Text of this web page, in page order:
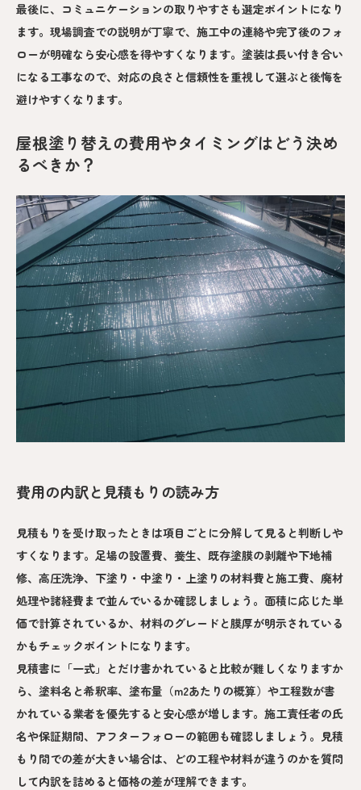
最後に、コミュニケーションの取りやすさも選定ポイントになり
ます。現場調査での説明が丁寧で、施工中の連絡や完了後のフォ
ローが明確なら安心感を得やすくなります。塗装は長い付き合い
になる工事なので、対応の良さと信頼性を重視して選ぶと後悔を
避けやすくなります。
屋根塗り替えの費用やタイミングはどう決め
るべきか？
費用の内訳と見積もりの読み方
見積もりを受け取ったときは項目ごとに分解して見ると判断しや
すくなります。足場の設置費、養生、既存塗膜の剥離や下地補
修、高圧洗浄、下塗り・中塗り・上塗りの材料費と施工費、廃材
処理や諸経費まで並んでいるか確認しましょう。面積に応じた単
価で計算されているか、材料のグレードと膜厚が明示されている
かもチェックポイントになります。
見積書に「一式」とだけ書かれていると比較が難しくなりますか
ら、塗料名と希釈率、塗布量（m2あたりの概算）や工程数が書
かれている業者を優先すると安心感が増します。施工責任者の氏
名や保証期間、アフターフォローの範囲も確認しましょう。見積
もり間での差が大きい場合は、どの工程や材料が違うのかを質問
して内訳を詰めると価格の差が理解できます。